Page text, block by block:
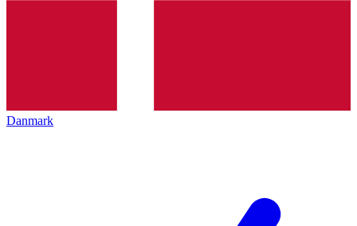
Danmark